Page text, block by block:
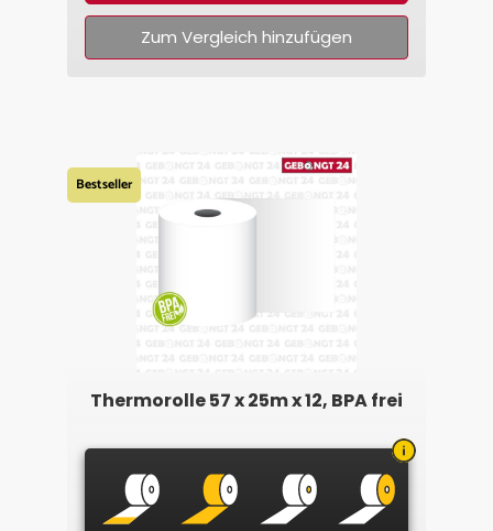
Zum Vergleich hinzufügen
Bestseller
Thermorolle 57 x 25m x 12, BPA frei